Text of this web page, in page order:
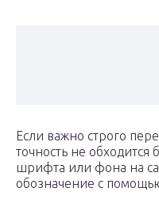
Если важно строго
точность не
шрифта или фона на
обозначение с